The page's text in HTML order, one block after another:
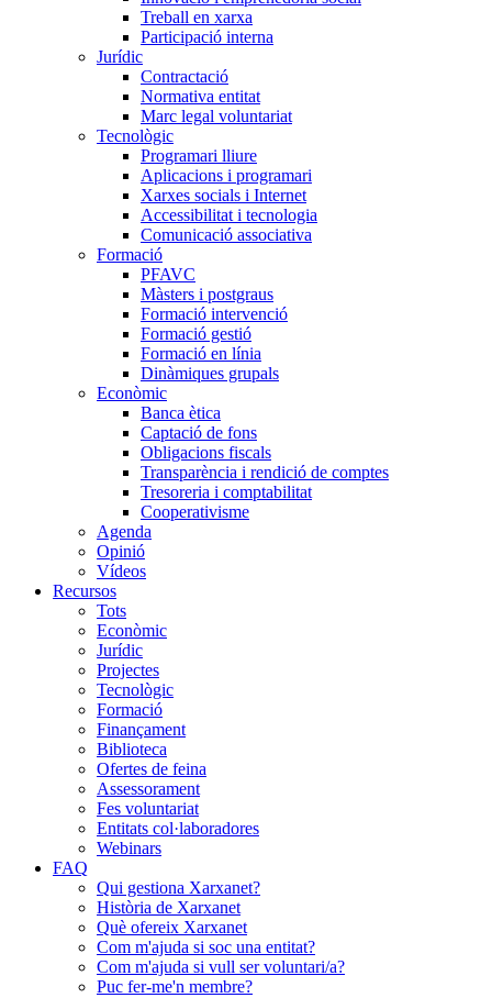
Treball en xarxa
Participació interna
Jurídic
Contractació
Normativa entitat
Marc legal voluntariat
Tecnològic
Programari lliure
Aplicacions i programari
Xarxes socials i Internet
Accessibilitat i tecnologia
Comunicació associativa
Formació
PFAVC
Màsters i postgraus
Formació intervenció
Formació gestió
Formació en línia
Dinàmiques grupals
Econòmic
Banca ètica
Captació de fons
Obligacions fiscals
Transparència i rendició de comptes
Tresoreria i comptabilitat
Cooperativisme
Agenda
Opinió
Vídeos
Recursos
Tots
Econòmic
Jurídic
Projectes
Tecnològic
Formació
Finançament
Biblioteca
Ofertes de feina
Assessorament
Fes voluntariat
Entitats col·laboradores
Webinars
FAQ
Qui gestiona Xarxanet?
Història de Xarxanet
Què ofereix Xarxanet
Com m'ajuda si soc una entitat?
Com m'ajuda si vull ser voluntari/a?
Puc fer-me'n membre?